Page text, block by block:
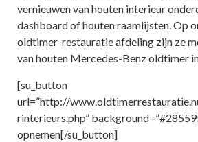
vernieuwen van houten interieur
dashboard of houten raamlijsten. Op
oldtimer restauratie afdeling zijn ze
van houten Mercedes-Benz oldtimer
[su_button
url=”http://
rinterieurs.php”
opnemen[/su_button]